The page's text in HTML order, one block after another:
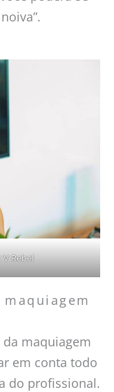
Rebel
maquiagem
em conta todo
do profissional.